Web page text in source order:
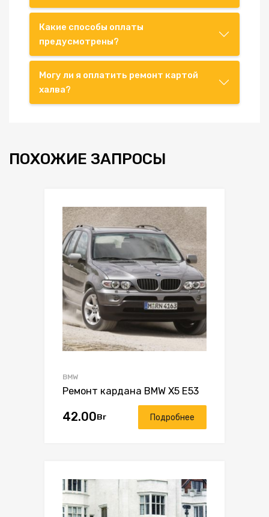
Какие способы оплаты
предусмотрены?
Могу ли я оплатить ремонт картой
халва?
ПОХОЖИЕ ЗАПРОСЫ
BMW
Ремонт кардана BMW X5 E53
42.00Br Подробнее